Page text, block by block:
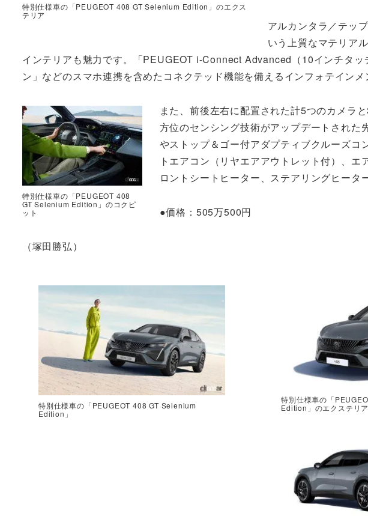
特別仕様車の「PEUGEOT 408 GT Selenium Edition」のエクス
テリア
アルカンタラ／テッ
いう上質なマテリア
インテリアも魅力です。「PEUGEOT i-Connect Advanced（10インチタ
ン」などのスマホ連携を含めたコネクテッド機能を備えるインフォテインメ
特別仕様車の「PEUGEOT 408
GT Selenium Edition」のコクピ
ット
また、前後左右に配置された計5つのカメラ
方位のセンシング技術がアップデートされた
やストップ＆ゴー付アダプティブクルーズ
トエアコン（リヤエアアウトレット付）、
ロントシートヒーター、ステアリングヒータ
●価格：505万500円
（塚田勝弘）
特別仕様車の「PEUGEOT 408 GT Selenium
Edition」
特別仕様車の「
Edition」のエクステリア